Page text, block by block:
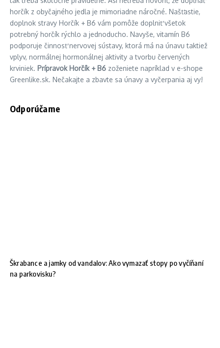
horčík z obyčajného jedla je mimoriadne náročné. Našťastie,
doplnok stravy Horčík + B6 vám pomôže doplniť všetok
potrebný horčík rýchlo a jednoducho. Navyše, vitamín B6
podporuje činnosť nervovej sústavy, ktorá má na únavu taktiež
vplyv, normálnej hormonálnej aktivity a tvorbu červených
krviniek. Prípravok Horčík + B6 zoženiete napríklad v e-shope
Greenlike.sk. Nečakajte a zbavte sa únavy a vyčerpania aj vy!
Odporúčame
Škrabance a jamky od vandalov: Ako vymazať stopy po vyčíňaní
na parkovisku?